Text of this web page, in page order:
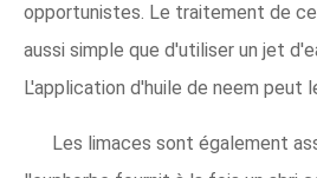
opportunistes. Le traitement de
aussi simple que d'utiliser un jet
L'application d'huile de neem peut
Les limaces sont également